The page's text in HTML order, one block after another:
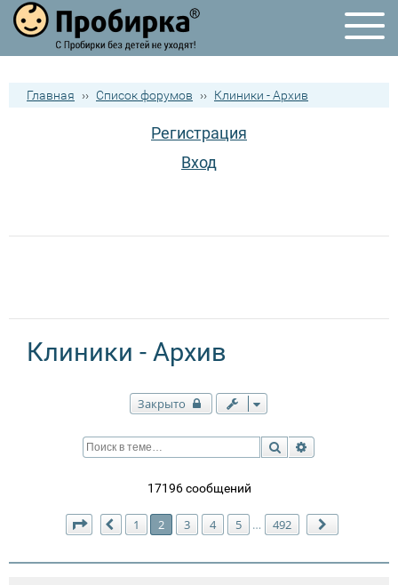
Главная ›› Список форумов ›› Клиники - Архив
Регистрация
Вход
Клиники - Архив
Закрыто
Поиск
17196 сообщений
Страница из 492
Пред.
1 2 3 4 5 … 492